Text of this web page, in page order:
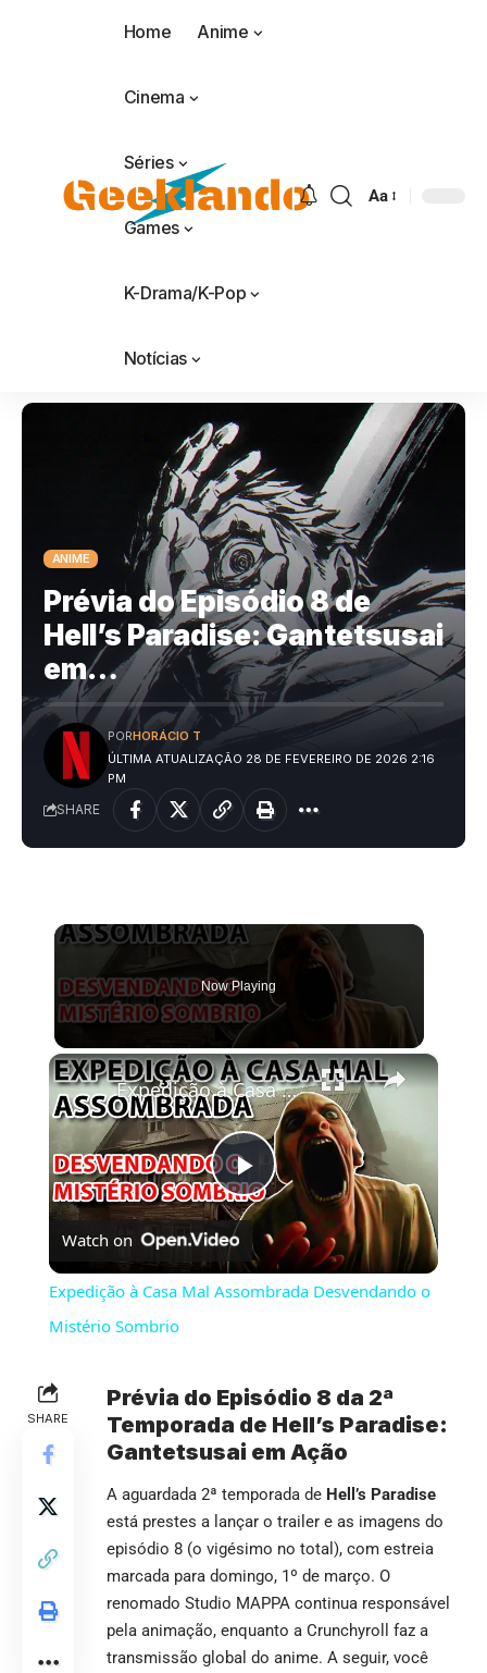
Home Anime
Cinema
Séries
Games
K-Drama/K-Pop
Notícias
Aa
ANIME
Prévia do Episódio 8 de
Hell’s Paradise: Gantetsusai
em…
ÚLTIMA ATUALIZAÇÃO 28 DE FEVEREIRO DE 2026 2:16
PM
PORHORÁCIO T
SHARE
Now Playing
×
Play
Video
Expedição à Casa Mal Assombrada Desvendando o Mistério Sombrio
Watch on
Expedição à Casa Mal Assombrada Desvendando o
Mistério Sombrio
SHARE
Prévia do Episódio 8 da 2ª
Temporada de Hell’s Paradise:
Gantetsusai em Ação
A aguardada 2ª temporada de Hell’s Paradise
está prestes a lançar o trailer e as imagens do
episódio 8 (o vigésimo no total), com estreia
marcada para domingo, 1º de março. O
renomado Studio MAPPA continua responsável
pela animação, enquanto a Crunchyroll faz a
transmissão global do anime. A seguir, você